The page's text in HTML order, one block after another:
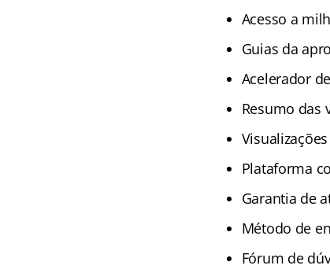
Acesso a
Guias da
Acelerador
Resumo das
Plataforma
Garantia de
Método de
Fórum de